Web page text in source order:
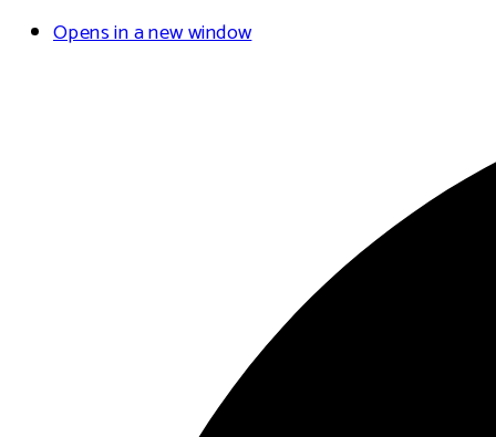
Opens in a new window